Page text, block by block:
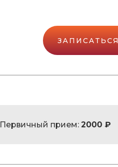
ЗАПИСАТЬСЯ
Первичный прием: 2000 ₽